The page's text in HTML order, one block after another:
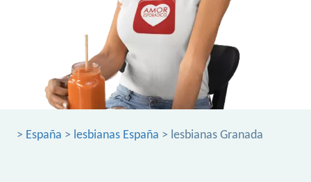
> España > lesbianas España > lesbianas Granada